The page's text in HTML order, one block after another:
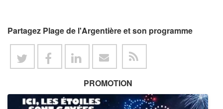
Partagez Plage de l'Argentière et son programme
PROMOTION